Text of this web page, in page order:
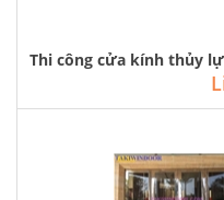
Thi công cửa kính thủy